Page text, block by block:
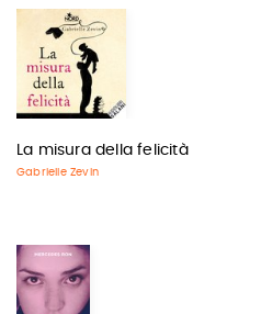
La misura della felicità
Gabrielle Zevin